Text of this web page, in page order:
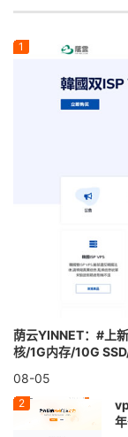
荫云YINNET：#上
核/1G内存/10G
08-05